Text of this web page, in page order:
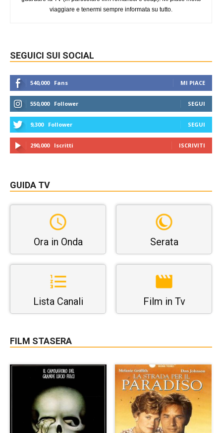
viaggiare e tenermi sempre informata su tutto.
SEGUICI SUI SOCIAL
540,000 Fans MI PIACE
550,000 Follower SEGUI
9,300 Follower SEGUI
290,000 Iscritti ISCRIVITI
GUIDA TV
Ora in Onda Serata
Lista Canali Film in Tv
FILM STASERA